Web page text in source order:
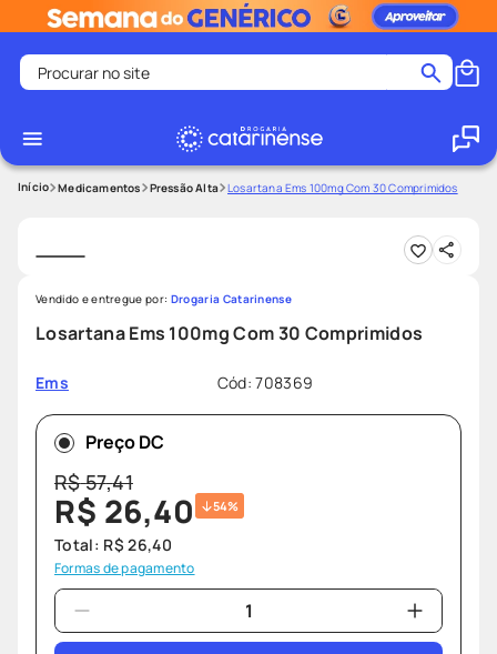
Procurar no site
1
2º
medley
4º
protetor solar facial
5º
shampoo
6º
tadalafila
9
lenço umedecido
º protetor solar
Medicamentos Pressão Alta Losartana Ems 100mg Com 30 Comprimidos
Losartana Ems 100mg Com 30 Comprimidos
Ems Cód:708369
Vendido e entregue por: Drogaria Catarinense
Preço DC
R$57,41
R$ 26,40 54%
Total: R$ 26,40
Formas de pagamento